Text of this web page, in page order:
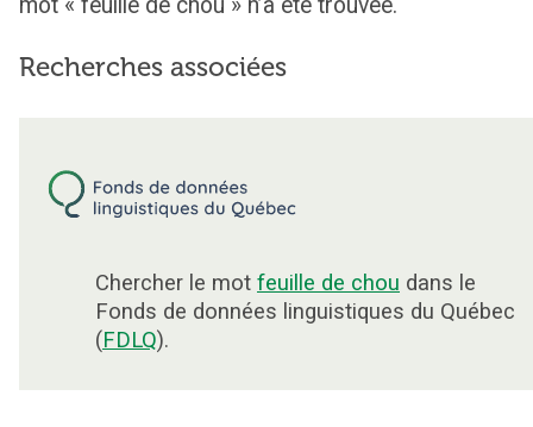
Recherches associées
Chercher le mot feuille de chou dans le
Fonds de données linguistiques du Québec
(FDLQ).